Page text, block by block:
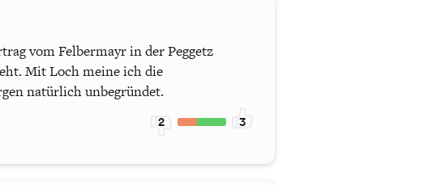
vom Felbermayr in der Peggetz
Mit Loch meine ich die
natürlich unbegründet.
2 3